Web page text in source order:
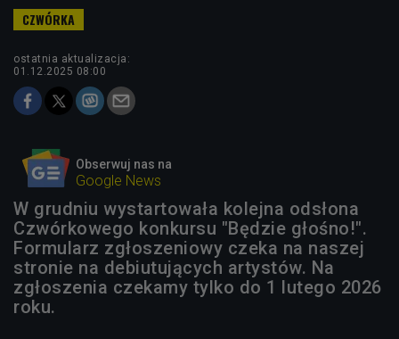
ostatnia aktualizacja:
01.12.2025 08:00
Obserwuj nas na
Google News
W grudniu wystartowała kolejna odsłona
Czwórkowego konkursu "Będzie głośno!".
Formularz zgłoszeniowy czeka na naszej
stronie na debiutujących artystów. Na
zgłoszenia czekamy tylko do 1 lutego 2026
roku.